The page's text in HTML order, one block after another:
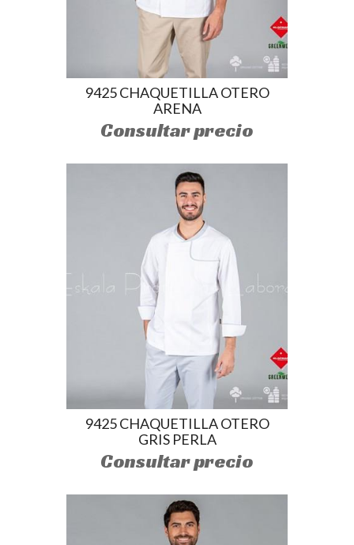
9425 CHAQUETILLA OTERO
ARENA
Consultar precio
9425 CHAQUETILLA OTERO
GRIS PERLA
Consultar precio